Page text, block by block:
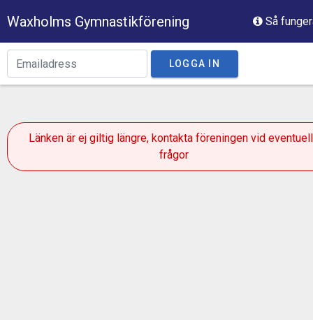
Waxholms Gymnastikförening Så
LOGGA IN
Länken är ej giltig längre, kontakta föreningen vid
frågor